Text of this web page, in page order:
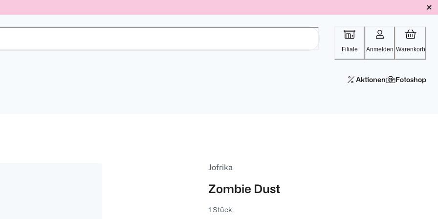
Filiale Anmelden Warenkorb
Aktionen Fotoshop
Jofrika
Zombie Dust
1 Stück